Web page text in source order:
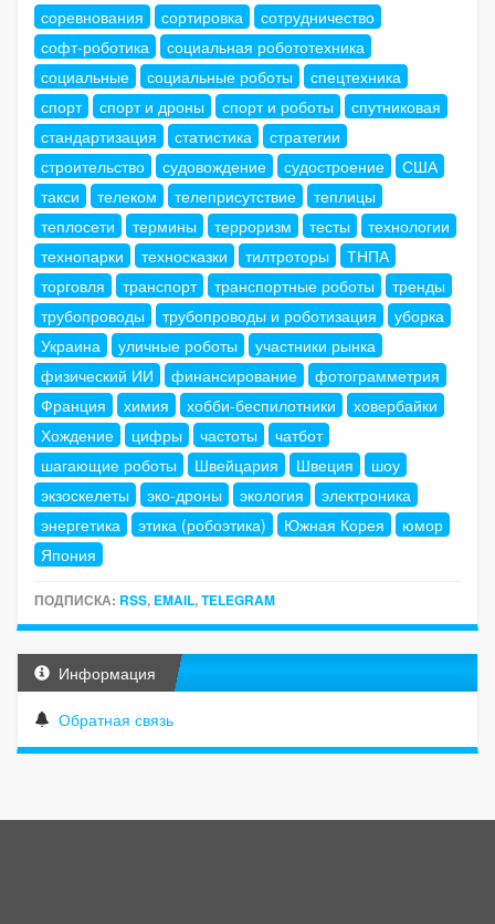
соревнования
сортировка
сотрудничество
софт-роботика
социальная робототехника
социальные
социальные роботы
спецтехника
спорт
спорт и дроны спорт и роботы
спутниковая
стандартизация
статистика
стратегии
строительство
судовождение судостроение
США
такси
телеком телеприсутствие
теплицы
теплосети
термины терроризм тесты
технологии
технопарки
техносказки тилтроторы
ТНПА
торговля
транспорт транспортные роботы
тренды
трубопроводы
трубопроводы и роботизация
уборка
Украина
уличные роботы
участники рынка
физический ИИ
финансирование
фотограмметрия
Франция
химия хобби-беспилотники
ховербайки
Хождение
цифры частоты
чатбот
шагающие роботы
Швейцария Швеция
шоу
экзоскелеты
эко-дроны экология
электроника
энергетика
этика (робоэтика) Южная Корея
юмор
Япония
ПОДПИСКА: RSS, EMAIL,TELEGRAM
Информация
Обратная связь